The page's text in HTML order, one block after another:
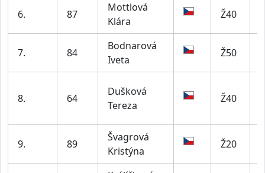
6. 87
Mottlová
Klára
Ž40
7. 84
Bodnarová
Iveta
Ž50
8. 64
Dušková
Tereza
Ž40
9. 89
Švagrová
Kristýna
Ž20